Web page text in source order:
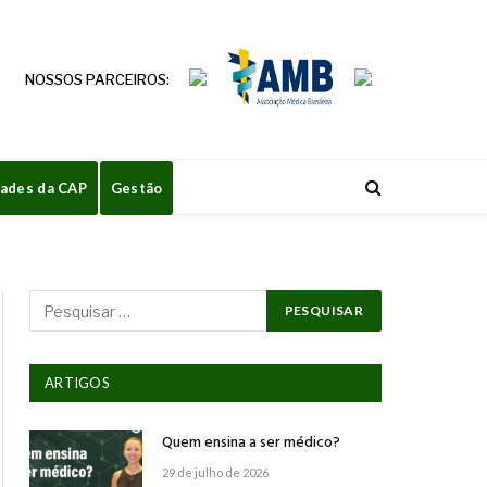
NOSSOS PARCEIROS:
da CAP Gestão
ARTIGOS
Quem ensina a ser médico?
29 de julho de 2026